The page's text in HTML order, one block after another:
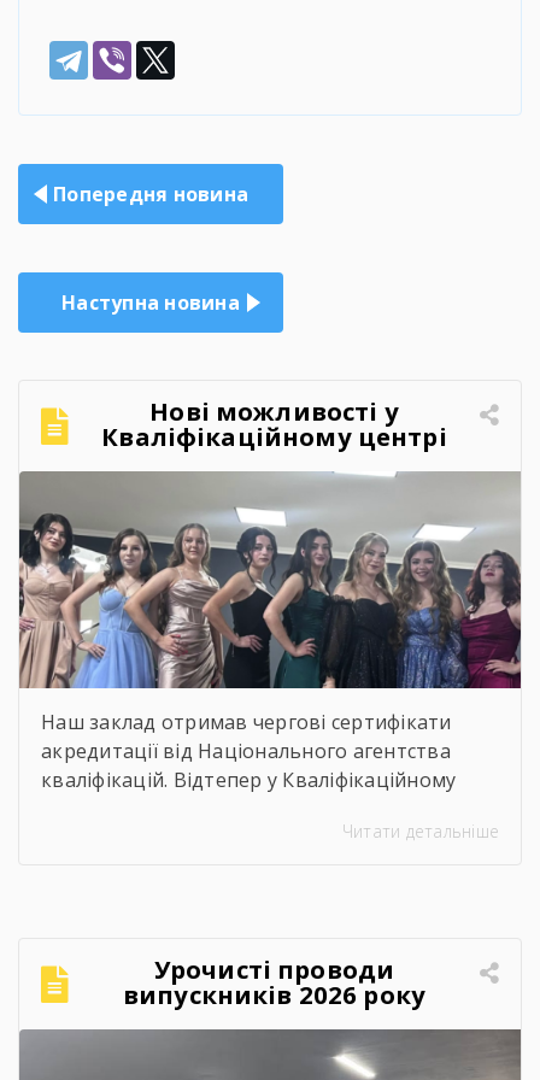
Навігація
записів
Попередня новина
Наступна новина
Нові можливості у
Кваліфікаційному центрі
Брошнівського професійного
лісопромислового ліцею!
Наш заклад отримав чергові сертифікати
акредитації від Національного агентства
кваліфікацій. Відтепер у Кваліфікаційному
професійні кваліфікації, що відповідають
можуть пройти оцінювання та отримати
державне визнання своєї кваліфікації без
Читати детальніше
Урочисті проводи
випускників 2026 року